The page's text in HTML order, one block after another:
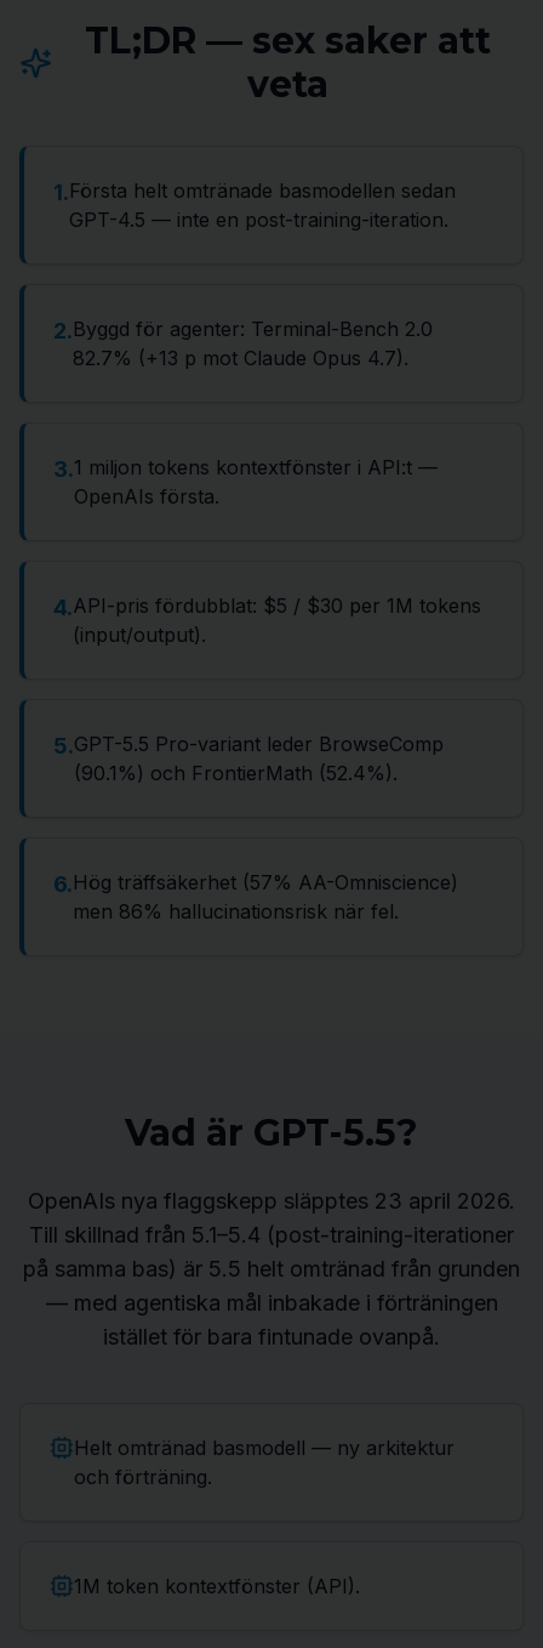
TL;DR — sex saker att
veta
1.Första helt omtränade basmodellen sedan
GPT-4.5 — inte en post-training-iteration.
2.Byggd för agenter: Terminal-Bench 2.0
82.7% (+13 p mot Claude Opus 4.7).
3.1 miljon tokens kontextfönster i API:t —
OpenAIs första.
4.API-pris fördubblat: $5 / $30 per 1M tokens
(input/output).
5.GPT-5.5 Pro-variant leder BrowseComp
(90.1%) och FrontierMath (52.4%).
6.Hög träffsäkerhet (57% AA-Omniscience)
men 86% hallucinationsrisk när fel.
Vad är GPT-5.5?
OpenAIs nya flaggskepp släpptes 23 april 2026.
Till skillnad från 5.1–5.4 (post-training-iterationer
på samma bas) är 5.5 helt omtränad från grunden
— med agentiska mål inbakade i förträningen
istället för bara fintunade ovanpå.
Helt omtränad basmodell — ny arkitektur
och förträning.
1M token kontextfönster (API).